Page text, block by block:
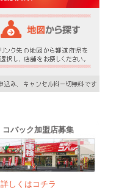
コバック加盟店募集
詳しくはコチラ